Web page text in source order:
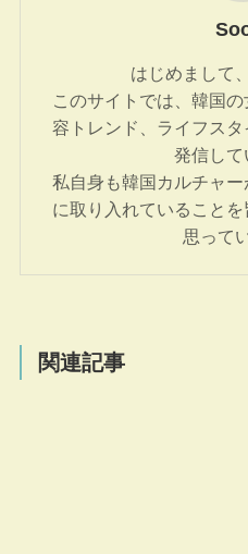
はじめまして
このサイトでは、韓国
容トレンド、ライフスタ
発信して
私自身も韓国カルチャ
に取り入れていること
思って
関連記事